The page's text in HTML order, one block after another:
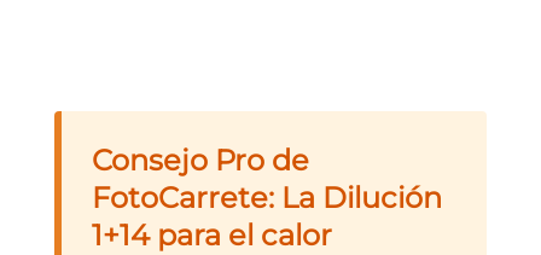
Consejo Pro de
FotoCarrete: La Dilución
1+14 para el calor